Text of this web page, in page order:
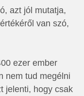
azt jól mutatja,
van szó,
ezer ember
nem tud megélni
jelenti, hogy csak